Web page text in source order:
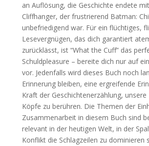
an Auflösung, die Geschichte endete
Cliffhanger, der frustrierend Batman:
unbefriedigend war. Für ein flüchtiges,
Lesevergnügen, das dich garantiert
zurücklässt, ist “What the Cuff” das
Schuldpleasure – bereite dich nur auf
vor. Jedenfalls wird dieses Buch noch
Erinnerung bleiben, eine ergreifende
Kraft der Geschichtenerzählung, unsere
Köpfe zu berühren. Die Themen der
Zusammenarbeit in diesem Buch sind
relevant in der heutigen Welt, in der
Konflikt die Schlagzeilen zu dominieren